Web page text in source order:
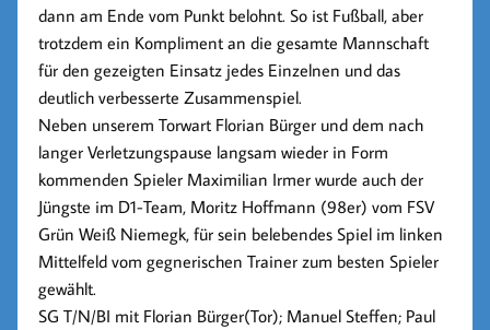
dann am Ende vom Punkt belohnt. So ist Fußball, aber
trotzdem ein Kompliment an die gesamte Mannschaft
für den gezeigten Einsatz jedes Einzelnen und das
deutlich verbesserte Zusammenspiel.
Neben unserem Torwart Florian Bürger und dem nach
langer Verletzungspause langsam wieder in Form
kommenden Spieler Maximilian Irmer wurde auch der
Jüngste im D1-Team, Moritz Hoffmann (98er) vom FSV
Grün Weiß Niemegk, für sein belebendes Spiel im linken
Mittelfeld vom gegnerischen Trainer zum besten Spieler
gewählt.
SG T/N/BI mit Florian Bürger(Tor); Manuel Steffen; Paul